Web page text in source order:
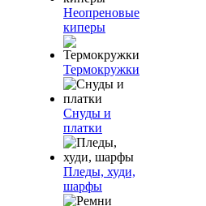
Неопреновые
киперы
Термокружки
Снуды и
платки
Пледы, худи,
шарфы